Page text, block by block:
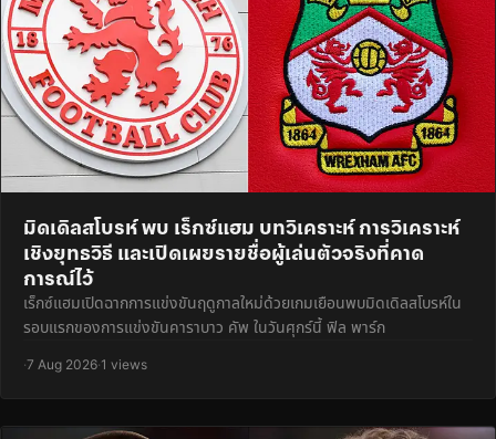
มิดเดิลสโบรห์ พบ เร็กซ์แฮม บทวิเคราะห์ การวิเคราะห์
เชิงยุทธวิธี และเปิดเผยรายชื่อผู้เล่นตัวจริงที่คาด
การณ์ไว้
เร็กซ์แฮมเปิดฉากการแข่งขันฤดูกาลใหม่ด้วยเกมเยือนพบมิดเดิลสโบรห์ใน
รอบแรกของการแข่งขันคาราบาว คัพ ในวันศุกร์นี้ ฟิล พาร์ก
·7 Aug 2026·1 views